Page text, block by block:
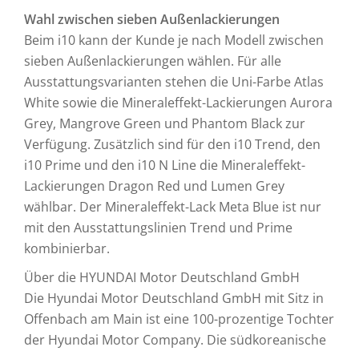
Wahl zwischen sieben Außenlackierungen
Beim i10 kann der Kunde je nach Modell zwischen
sieben Außenlackierungen wählen. Für alle
Ausstattungsvarianten stehen die Uni-Farbe Atlas
White sowie die Mineraleffekt-Lackierungen Aurora
Grey, Mangrove Green und Phantom Black zur
Verfügung. Zusätzlich sind für den i10 Trend, den
i10 Prime und den i10 N Line die Mineraleffekt-
Lackierungen Dragon Red und Lumen Grey
wählbar. Der Mineraleffekt-Lack Meta Blue ist nur
mit den Ausstattungslinien Trend und Prime
kombinierbar.
Über die HYUNDAI Motor Deutschland GmbH
Die Hyundai Motor Deutschland GmbH mit Sitz in
Offenbach am Main ist eine 100-prozentige Tochter
der Hyundai Motor Company. Die südkoreanische